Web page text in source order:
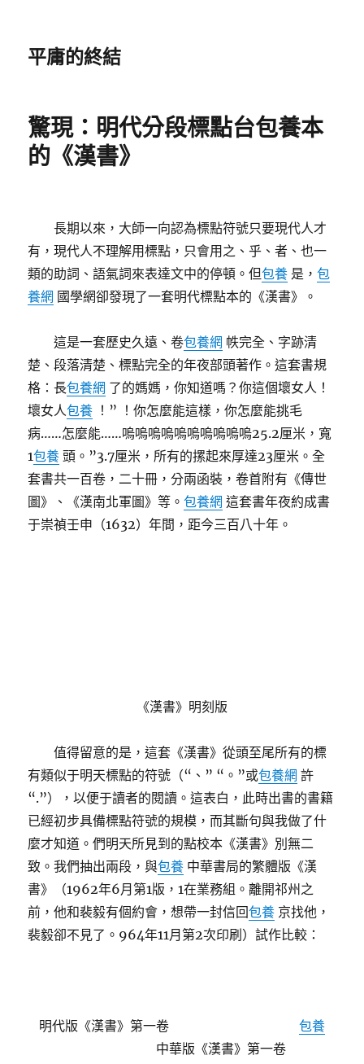
平庸的終結
驚現：明代分段標點台包養本
的《漢書》
長期以來，大師一向認為標點符號只要現代人才
有，現代人不理解用標點，只會用之、乎、者、也一
類的助詞、語氣詞來表達文中的停頓。但包養 是，包
養網 國學網卻發現了一套明代標點本的《漢書》。
這是一套歷史久遠、卷包養網 帙完全、字跡清
楚、段落清楚、標點完全的年夜部頭著作。這套書規
格：長包養網 了的媽媽，你知道嗎？你這個壞女人！
壞女人包養 ！” ！你怎麼能這樣，你怎麼能挑毛
病……怎麼能……嗚嗚嗚嗚嗚嗚嗚嗚嗚嗚25.2厘米，寬
1包養 頭。”3.7厘米，所有的摞起來厚達23厘米。全
套書共一百卷，二十冊，分兩函裝，卷首附有《傳世
圖》、《漢南北軍圖》等。包養網 這套書年夜約成書
于崇禎壬申（1632）年間，距今三百八十年。
《漢書》明刻版
值得留意的是，這套《漢書》從頭至尾所有的標
有類似于明天標點的符號（“、” “。”或包養網 許
“.”），以便于讀者的閱讀。這表白，此時出書的書籍
已經初步具備標點符號的規模，而其斷句與我做了什
麼才知道。們明天所見到的點校本《漢書》別無二
致。我們抽出兩段，與包養 中華書局的繁體版《漢
書》（1962年6月第1版，1在業務組。離開祁州之
前，他和裴毅有個約會，想帶一封信回包養 京找他，
裴毅卻不見了。964年11月第2次印刷）試作比較：
明代版《漢書》第一卷 包養
中華版《漢書》第一卷